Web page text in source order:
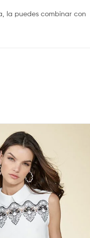
la puedes combinar con